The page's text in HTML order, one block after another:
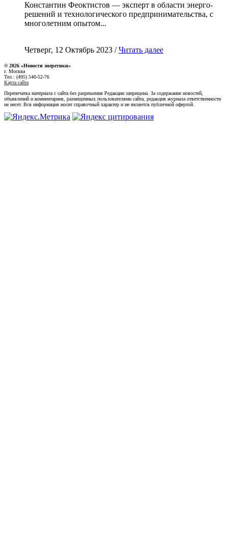
Константин Феоктистов — эксперт в области энерго-
решений и технологического предпринимательства, с
многолетним опытом...
Четверг, 12 Октябрь 2023 /Читать далее
© 2026 «Новости энеретики»
г. Москва
Тел.: (495) 540-52-76
Карта сайта
Перепечатка материала с сайта без разрешения Редакции запрещена. За содержание новостей,
объявлений и комментариев, размещенных пользователями сайта, редакция журнала ответственности
не несет. Вся информация носит справочный характер и не является публичной офертой.